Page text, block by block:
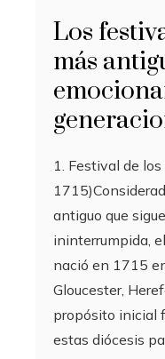
Los
más
1. Festival de
antiguo que
ininterrumpida,
nació en 1715
Gloucester,
propósito inicial
estas diócesis